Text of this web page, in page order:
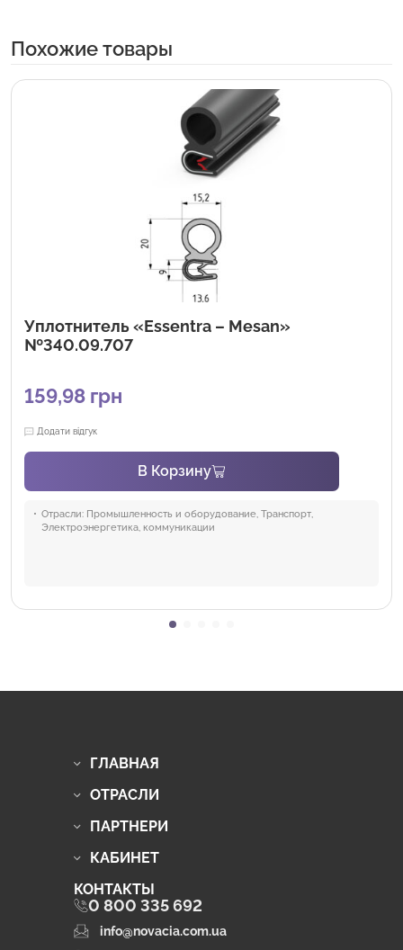
Похожие товары
Уплотнитель «Essentra – Mesan»
№340.09.707
159,98 грн
Додати відгук
В Корзину
Отрасли: Промышленность и оборудование, Транспорт,
Электроэнергетика, коммуникации
ГЛАВНАЯ
ОТРАСЛИ
ПАРТНЕРИ
КАБИНЕТ
КОНТАКТЫ
0 800 335 692
info@novacia.com.ua